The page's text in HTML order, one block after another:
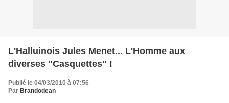
L'Halluinois Jules Menet... L'Homme aux
diverses "Casquettes" !
Publié le 04/03/2010 à 07:56
Par Brandodean